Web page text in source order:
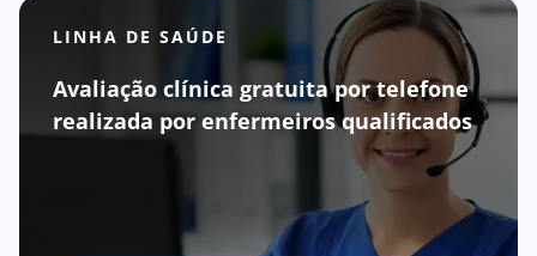
LINHA DE SAÚDE
Avaliação clínica gratuita por telefone
realizada por enfermeiros qualificados